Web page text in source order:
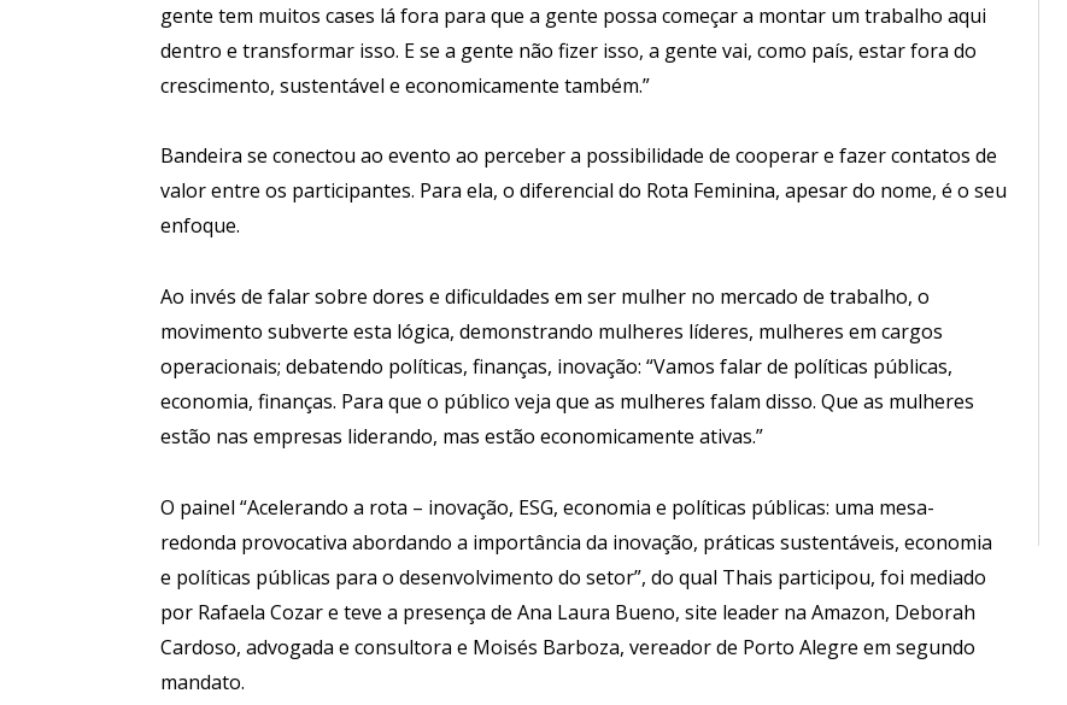
gente tem muitos cases lá fora para que a gente possa começar a montar um trabalho aqui
dentro e transformar isso. E se a gente não fizer isso, a gente vai, como país, estar fora do
crescimento, sustentável e economicamente também.”
Bandeira se conectou ao evento ao perceber a possibilidade de cooperar e fazer contatos de
valor entre os participantes. Para ela, o diferencial do Rota Feminina, apesar do nome, é o seu
enfoque.
Ao invés de falar sobre dores e dificuldades em ser mulher no mercado de trabalho, o
movimento subverte esta lógica, demonstrando mulheres líderes, mulheres em cargos
operacionais; debatendo políticas, finanças, inovação: “Vamos falar de políticas públicas,
economia, finanças. Para que o público veja que as mulheres falam disso. Que as mulheres
estão nas empresas liderando, mas estão economicamente ativas.”
O painel “Acelerando a rota – inovação, ESG, economia e políticas públicas: uma mesa-
redonda provocativa abordando a importância da inovação, práticas sustentáveis, economia
e políticas públicas para o desenvolvimento do setor”, do qual Thais participou, foi mediado
por Rafaela Cozar e teve a presença de Ana Laura Bueno, site leader na Amazon, Deborah
Cardoso, advogada e consultora e Moisés Barboza, vereador de Porto Alegre em segundo
mandato.